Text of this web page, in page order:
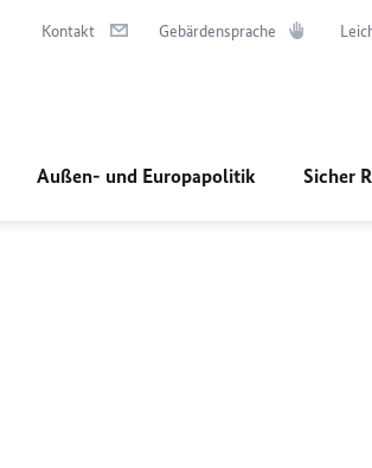
Kontakt Gebärdensprache
Außen- und Europapolitik Sicher